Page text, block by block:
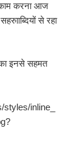
करना आज
से रहा
इनसे सहमत
inline_